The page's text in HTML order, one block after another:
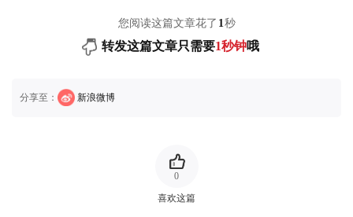
您阅读这篇文章花了 1 秒
转发这篇文章只需要1秒钟哦
分享至： 新浪微博
喜欢这篇
0